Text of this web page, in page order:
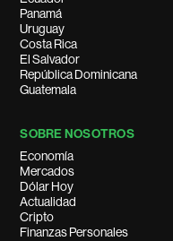
Panamá
Uruguay
Costa Rica
El Salvador
República Dominicana
Guatemala
SOBRE NOSOTROS
Economía
Mercados
Dólar Hoy
Actualidad
Cripto
Finanzas Personales